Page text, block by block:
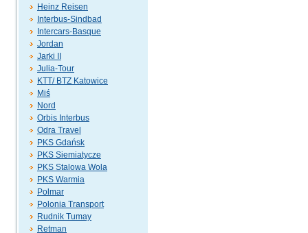
Heinz Reisen
Interbus-Sindbad
Intercars-Basque
Jordan
Jarki II
Julia-Tour
KTT/ BTZ Katowice
Miś
Nord
Orbis Interbus
Odra Travel
PKS Gdańsk
PKS Siemiatycze
PKS Stalowa Wola
PKS Warmia
Polmar
Polonia Transport
Rudnik Tumay
Retman